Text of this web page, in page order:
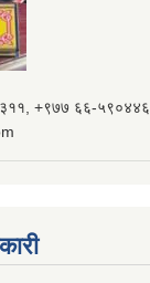
‌‍‍+९७७ ६६-५९०४४६